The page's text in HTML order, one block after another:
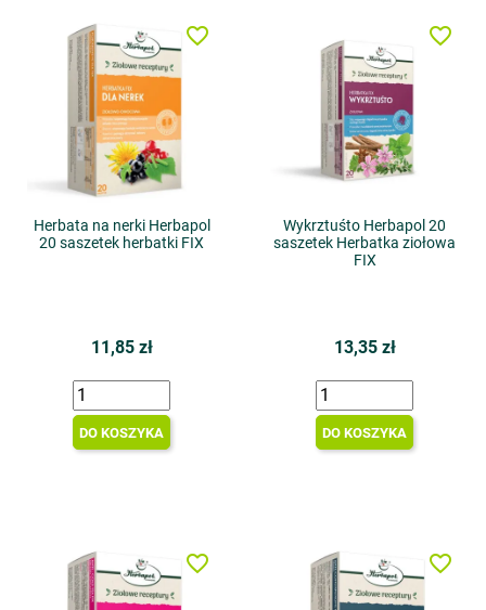
Herbata na nerki Herbapol
20 saszetek herbatki FIX
11,85 zł
DO KOSZYKA
favorite_border
Wykrztuśto Herbapol 20
saszetek Herbatka ziołowa
FIX
13,35 zł
DO KOSZYKA
favorite_border
favorite_border favorite_border